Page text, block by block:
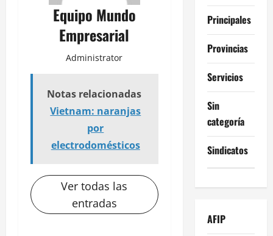
Equipo Mundo
Empresarial
Administrator
Notas relacionadas
Vietnam: naranjas
por
electrodomésticos
Ver todas las
entradas
Principales
Provincias
Servicios
Sin
categoría
Sindicatos
AFIP